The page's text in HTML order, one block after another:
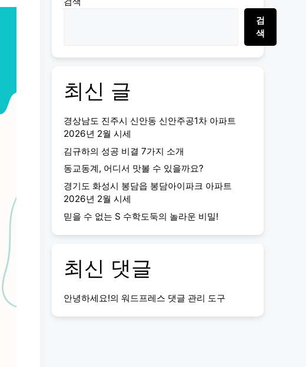
검
색
최신 글
경상남도 진주시 신안동 신안주공1차 아파트
2026년 2월 시세
김규하의 성공 비결 7가지 소개
동교동계, 어디서 맛볼 수 있을까요?
경기도 화성시 봉담읍 봉담아이파크 아파트
2026년 2월 시세
믿을 수 없는 S 수학도둑의 놀라운 비밀!
최신 댓글
안녕하세요!의 워드프레스 댓글 관리 도구